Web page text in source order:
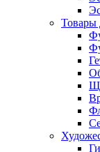
Товары